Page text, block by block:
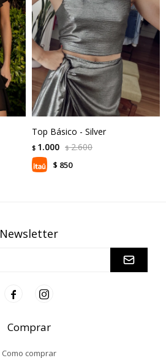
Top Básico - Silver
$ 1.000 $ 2.600
$ 850
Comprar
Como comprar
Newsletter
 